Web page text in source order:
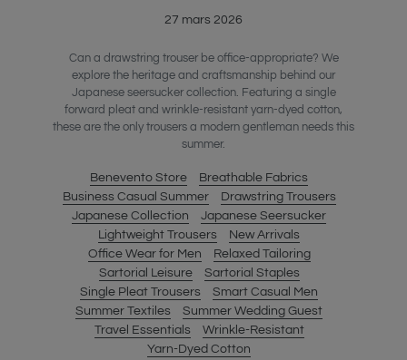
27 mars 2026
Can a drawstring trouser be office-appropriate? We
explore the heritage and craftsmanship behind our
Japanese seersucker collection. Featuring a single
forward pleat and wrinkle-resistant yarn-dyed cotton,
these are the only trousers a modern gentleman needs this
summer.
Benevento Store
Breathable Fabrics
Business Casual Summer
Drawstring Trousers
Japanese Collection
Japanese Seersucker
Lightweight Trousers
New Arrivals
Office Wear for Men
Relaxed Tailoring
Sartorial Leisure
Sartorial Staples
Single Pleat Trousers
Smart Casual Men
Summer Textiles
Summer Wedding Guest
Travel Essentials
Wrinkle-Resistant
Yarn-Dyed Cotton